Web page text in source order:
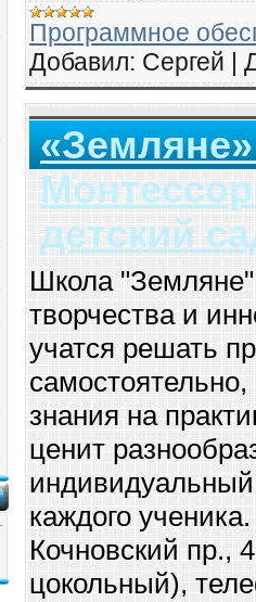
Программное
Добавил: Сергей
детский
Школа "Земляне"
творчества и
учатся решать
знания на
ценит
каждого
Кочновский пр.,
цокольный),